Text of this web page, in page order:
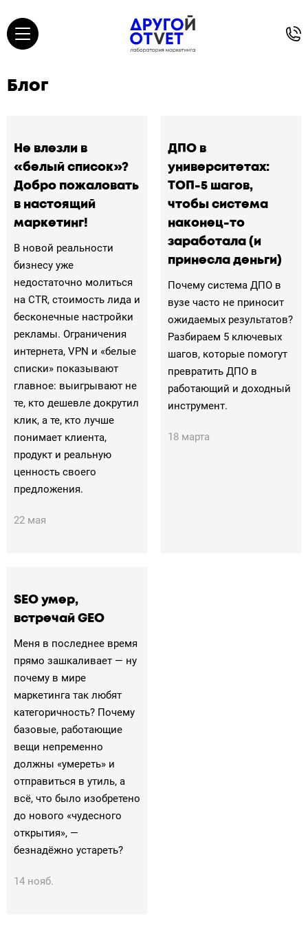
Блог
Не влезли в
«белый список»?
Добро пожаловать
в настоящий
маркетинг!
В новой реальности
бизнесу уже
недостаточно молиться
на CTR, стоимость лида и
бесконечные настройки
рекламы. Ограничения
интернета, VPN и «белые
списки» показывают
главное: выигрывают не
те, кто дешевле докрутил
клик, а те, кто лучше
понимает клиента,
продукт и реальную
ценность своего
предложения.
22 мая
ДПО в
университетах:
ТОП-5 шагов,
чтобы система
наконец-то
заработала (и
принесла деньги)
Почему система ДПО в
вузе часто не приносит
ожидаемых результатов?
Разбираем 5 ключевых
шагов, которые помогут
превратить ДПО в
работающий и доходный
инструмент.
18 марта
SEO умер,
встречай GEO
Меня в последнее время
прямо зашкаливает — ну
почему в мире
маркетинга так любят
категоричность? Почему
базовые, работающие
вещи непременно
должны «умереть» и
отправиться в утиль, а
всё, что было изобретено
до нового «чудесного
открытия», —
безнадёжно устареть?
14 нояб.